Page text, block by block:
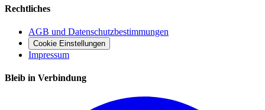
Rechtliches
AGB und Datenschutzbestimmungen
Cookie Einstellungen
Impressum
Bleib in Verbindung